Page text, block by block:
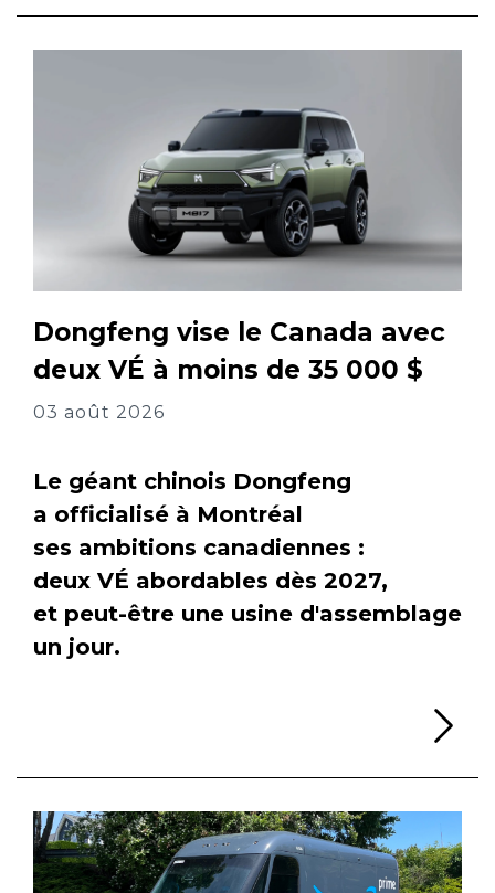
Dongfeng vise le Canada avec
deux VÉ à moins de 35 000 $
03 août 2026
Le géant chinois Dongfeng
a officialisé à Montréal
ses ambitions canadiennes :
deux VÉ abordables dès 2027,
et peut-être une usine d'assemblage
un jour.